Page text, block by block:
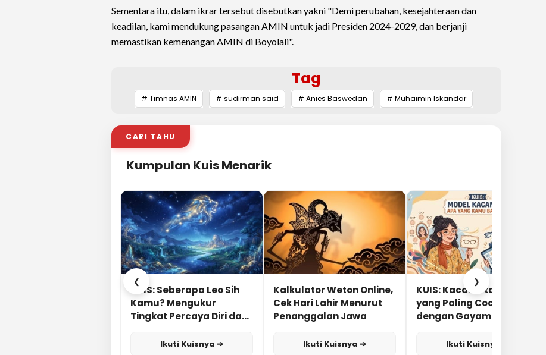
Sementara itu, dalam ikrar tersebut disebutkan yakni "Demi perubahan, kesejahteraan dan
keadilan, kami mendukung pasangan AMIN untuk jadi Presiden 2024-2029, dan berjanji
memastikan kemenangan AMIN di Boyolali".
Tag
# Timnas AMIN # sudirman said # Anies Baswedan # Muhaimin Iskandar
CARI TAHU
Kumpulan Kuis Menarik
❮
KUIS: Seberapa Leo Sih
Kamu? Mengukur
Tingkat Percaya Diri dan
Ikuti Kuisnya ➔
Kalkulator Weton Online,
Cek Hari Lahir Menurut
Penanggalan Jawa
Ikuti Kuisnya ➔
KUIS: Kacamata Apa
yang Paling Cocok
dengan Gayamu?
Ikuti Kuisnya ➔
❯